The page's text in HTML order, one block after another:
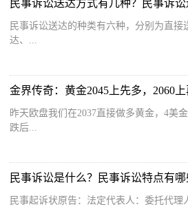
民事诉讼送达方式有几种？民事诉
民事诉讼送达的种类有六种，分别为直接
达、...
金界传奇：黄金2045上先多，2060上
昨天欧盘我们在2037直接做多黄金，4美
跌后...
民事诉讼是什么？民事诉讼特点有哪
民事起诉状原告：法定代表人：委托代理